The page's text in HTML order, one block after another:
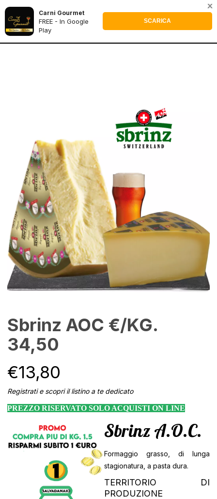
x
Carni Gourmet
FREE - In Google
Play
SCARICA
Sbrinz AOC €/KG.
34,50
€13,80
Registrati e scopri il listino a te dedicato
PREZZO RISERVATO SOLO ACQUISTI ON LINE
Sbrinz A.O.C.
Formaggio grasso, di lunga
stagionatura, a pasta dura.
TERRITORIO DI
PRODUZIONE